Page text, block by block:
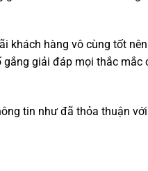
khách hàng vô cùng tốt
gắng giải đáp mọi thắc mắc
tin như đã thỏa thuận với